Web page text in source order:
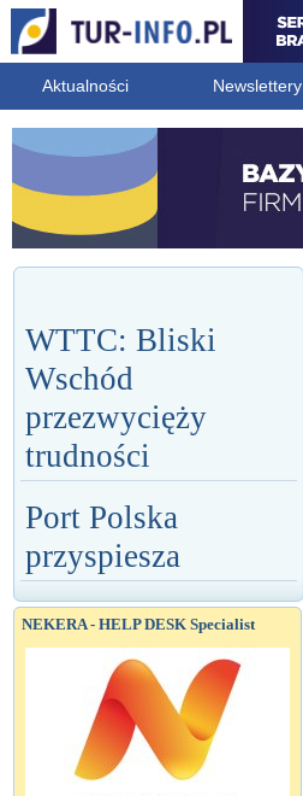
Aktualności Newslettery
WTTC: Bliski
Wschód
przezwycięży
trudności
Port Polska
przyspiesza
NEKERA - HELP DESK Specialist